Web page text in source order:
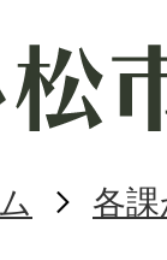
各